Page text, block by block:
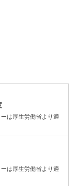
は厚生労働省より適
は厚生労働省より適